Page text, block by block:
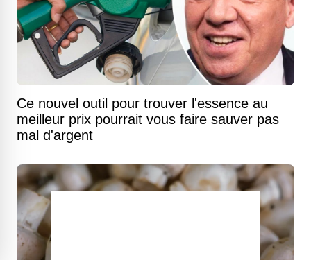
Ce nouvel outil pour trouver l'essence au
meilleur prix pourrait vous faire sauver pas
mal d'argent